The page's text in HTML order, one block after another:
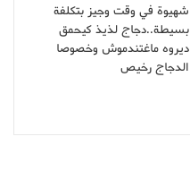
شهيوة في وقت وجيز بتكلفة
بسيطة..دجاج لذيذ كيحمق
ديروه ماغتندموش وخصوصا
الدجاج رخيص